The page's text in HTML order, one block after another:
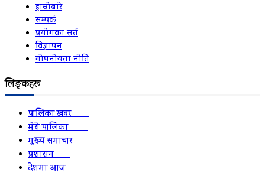
हाम्रोबारे
सम्पर्क
प्रयोगका सर्त
विज्ञापन
गोपनीयता नीति
लिङ्कहरू
पालिका खबर2152
मेरो पालिका2078
मुख्य समाचार2010
प्रशासन1341
देशमा आज1278